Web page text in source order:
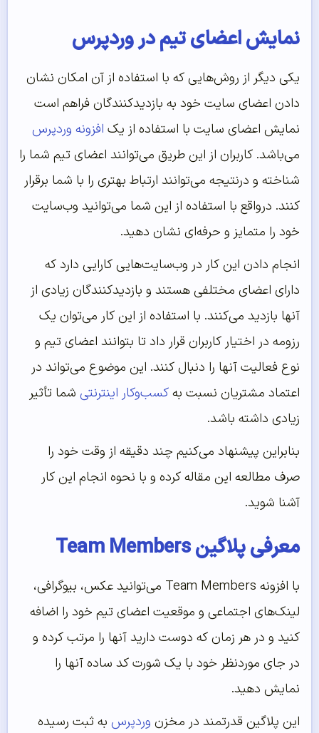
نمایش اعضای تیم در وردپرس
یکی دیگر از روش‌هایی که با استفاده از آن امکان نشان
دادن اعضای سایت خود به بازدیدکنندگان فراهم است
نمایش اعضای سایت با استفاده از یک افزونه وردپرس
می‌باشد. کاربران از این طریق می‌توانند اعضای تیم شما را
شناخته و درنتیجه می‌توانند ارتباط بهتری را با شما برقرار
کنند. درواقع با استفاده از این شما می‌توانید وب‌سایت
خود را متمایز و حرفه‌ای نشان دهید.
انجام دادن این کار در وب‌سایت‌هایی کارایی دارد که
دارای اعضای مختلفی هستند و بازدیدکنندگان زیادی از
آنها بازدید می‌کنند. با استفاده از این کار می‌توان یک
رزومه در اختیار کاربران قرار داد تا بتوانند اعضای تیم و
نوع فعالیت آنها را دنبال کنند. این موضوع می‌تواند در
اعتماد مشتریان نسبت بهکسب‌وکار اینترنتی شما تأثیر
زیادی داشته باشد.
بنابراین پیشنهاد می‌کنیم چند دقیقه از وقت خود را
صرف مطالعه این مقاله کرده و با نحوه انجام این کار
آشنا شوید.
معرفی پلاگین Team Members
با افزونه Team Members می‌توانید عکس، بیوگرافی،
لینک‌های اجتماعی و موقعیت اعضای تیم خود را اضافه
کنید و در هر زمان که دوست دارید آنها را مرتب کرده و
در جای موردنظر خود با یک شورت کد ساده آنها را
نمایش دهید.
این پلاگین قدرتمند در مخزن وردپرس به ثبت رسیده